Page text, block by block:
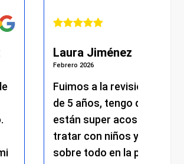
Laura Jiménez
Fuimos a la revisión de mi hijo
de 5 años, tengo que decir que
están super acostumbrados a
tratar con niños y eso se nota
sobre todo en la paciencia y el